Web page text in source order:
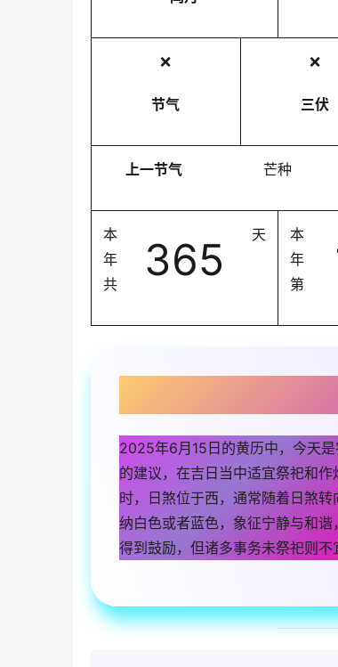
❌
节气
❌
三伏
上一节气 芒种
本
年
共
365 天
本
年
第
2025年6月15日的黄历中，今天
的建议，在吉日当中适宜祭祀和
时，日煞位于西，通常随着日煞
纳白色或者蓝色，象征宁静与和
得到鼓励，但诸多事务未祭祀则不